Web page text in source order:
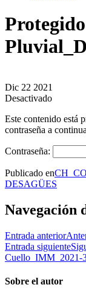
Dic 22 2021
Desactivado
Este contenido está
contraseña a
Contraseña:
Publicado en
DESAGÜES
Navegación
Entrada anterior
Entrada siguiente
Cuello_IMM_2021-
Sobre el autor